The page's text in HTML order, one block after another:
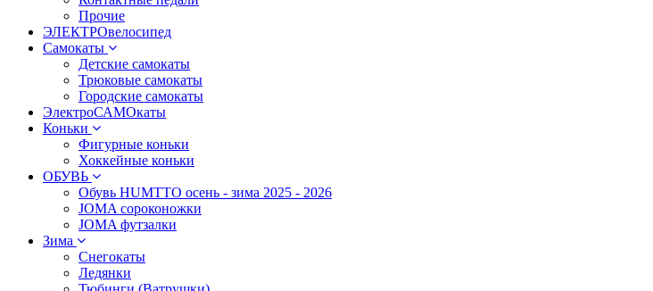
Прочие
ЭЛЕКТРОвелосипед
Самокаты
Детские самокаты
Трюковые самокаты
Городские самокаты
ЭлектроСАМОкаты
Коньки
Фигурные коньки
Хоккейные коньки
ОБУВЬ
Обувь HUMTTO осень - зима 2025 - 2026
JOMA сороконожки
JOMA футзалки
Зима
Снегокаты
Ледянки